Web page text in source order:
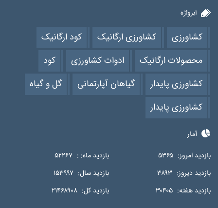
ابرواژه
کشاورزی کشاورزی ارگانیک
کود ارگانیک
محصولات ارگانیک
ادوات کشاورزی
کود
کشاورزی پایدار
گیاهان آپارتمانی
گل و گیاه
کشاورزی پایدار
آمار
بازدید امروز: ۵۳۶۵ بازدید ماه: : ۵۲۲۶۷
بازدید دیروز: ۳۸۹۳ بازدید سال: ۱۵۳۹۹۷
بازدید هفته: ۳۰۴۰۵ بازدید کل: ۲۱۴۶۸۹۰۸